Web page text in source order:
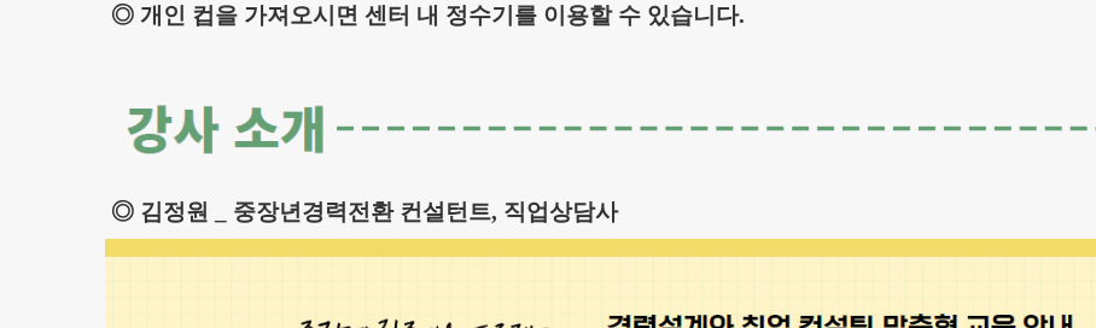
◎ 개인 컵을 가져오시면 센터 내 정수기를 이용할 수 있습니다.
◎ 김정원 _ 중장년경력전환 컨설턴트, 직업상담사